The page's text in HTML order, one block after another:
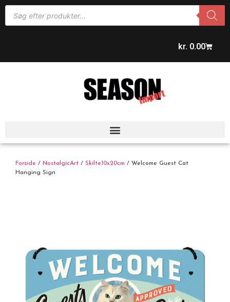
kr. 0.00
Forside / NostalgicArt / Skilte10x20cm / Welcome Guest Cat
Hanging Sign